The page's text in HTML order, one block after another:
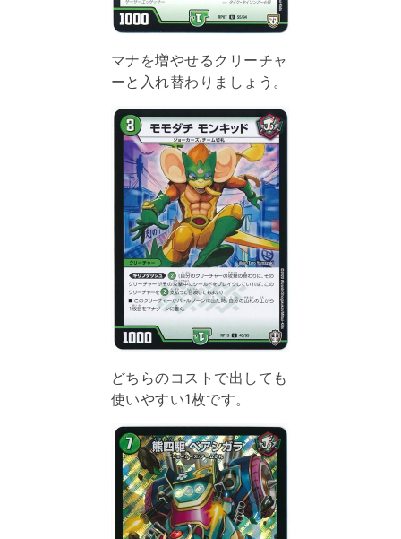
マナを増やせるクリーチャ
ーと入れ替わりましょう。
どちらのコストで出しても
使いやすい1枚です。